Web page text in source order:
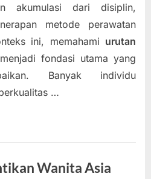
akumulasi dari disiplin,
metode perawatan
ini, memahami urutan
menjadi fondasi utama yang
Banyak individu
…
Wanita Asia